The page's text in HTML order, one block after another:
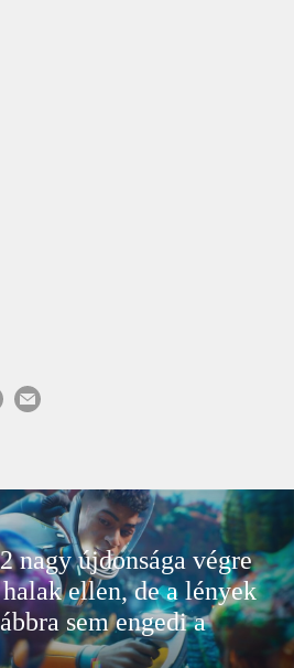
nagy újdonsága végre
ellen, de a lények
sem engedi a